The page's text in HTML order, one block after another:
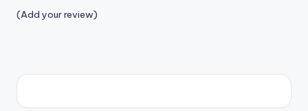
(Add your review)